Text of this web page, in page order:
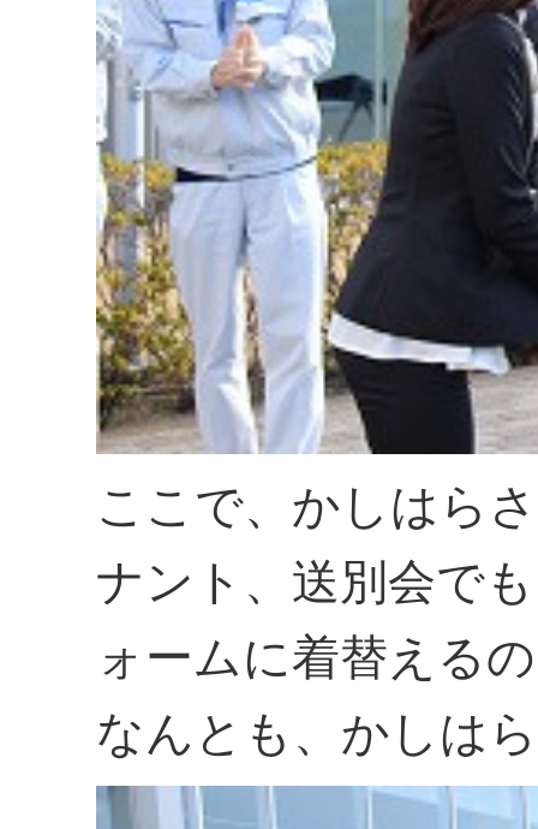
ここで、かしはら
ナント、送別会で
ォームに着替える
なんとも、かしは